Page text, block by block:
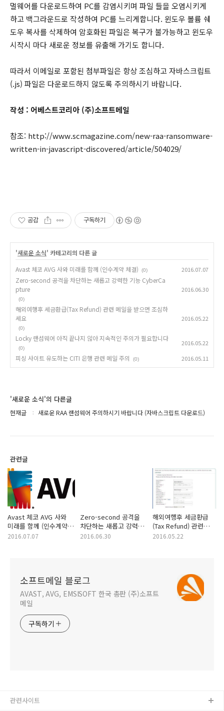
멀웨어를 다운로드하여 PC를 감염시키며 파일 들을 오염시키게
하고 백그라운드로 작성하여 PC를 느리게합니다. 윈도우 볼륨 쉐
도우 복사를 삭제하여 암호화된 파일은 복구가 불가능하고 윈도우
시작시 마다 새로운 정보를 유출해 가기도 합니다.
따라서 이메일로 포함된 첨부파일은 항상 조심하고 자바스크립트
(.js) 파일은 다운로드하지 않도록 주의하시기 바랍니다.
작성 : 어베스트코리아 (주)소프트메일
참조: http://www.scmagazine.com/new-raa-ransomware-
written-in-javascript-discovered/article/504029/
공감 구독하기
'새로운 소식' 카테고리의 다른 글
Avast 체코 AVG 사와 미래를 함께 (인수계약 체결)
(0) 2016.07.07
Zero-second 공격을 차단하는 새롭고 강력한 기능 CyberCa
pture
(0)
2016.06.30
해외여행후 세금환급(Tax Refund) 관련 메일을 받으면 조심하
세요
(0)
2016.05.22
Locky 랜섬웨어 아직 끝나지 않아 지속적인 주의가 필요합니다
(0)
2016.05.22
피싱 사이트 유도하는 CITI 은행 관련 메일 주의 (0) 2016.05.11
'새로운 소식'의 다른글
현재글 새로운 RAA 랜섬웨어 주의하시기 바랍니다 (자바스크립트 다운로드)
관련글
Avast 체코 AVG 사와
미래를 함께 (인수계약
체결)
2016.07.07
Zero-second 공격을
차단하는 새롭고 강력한
기능 CyberCapture
2016.06.30
해외여행후 세금환급
(Tax Refund) 관련
메일을 받으면
2016.05.22
소프트메일 블로그
AVAST, AVG, EMSISOFT 한국 총판 (주)소프트
메일
구독하기
관련사이트